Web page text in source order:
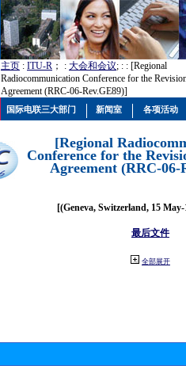
主页 : ITU-R ； : 大会和会议; : : [Regional
Radiocommunication Conference for the
Agreement (RRC-06-Rev.GE89)]
[Regional
Conference for the
Agreement (RRC-06-
[(Geneva, Switzerland, 15
最后文件
全部展开
国际电联三大部门 新闻室 各项活动